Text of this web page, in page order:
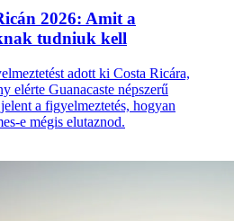
2026: Amit a
tudniuk kell
adott ki Costa Ricára,
elérte Guanacaste népszerű
a figyelmeztetés, hogyan
e mégis elutaznod.